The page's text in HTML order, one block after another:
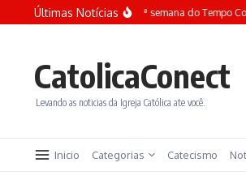
Ir para o conteúdo
Últimas Notícias
Terça-feira da 13ª semana do Tempo
CatolicaConect
Levando as noticias da Igreja Católica ate você.
Inicio Categorias Catecismo